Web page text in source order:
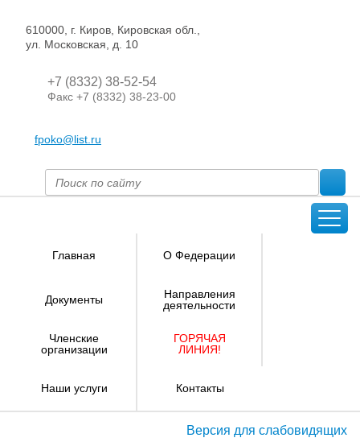
610000, г. Киров, Кировская обл.,
ул. Московская, д. 10
+7 (8332) 38-52-54
Факс +7 (8332) 38-23-00
fpoko@list.ru
Главная О Федерации
Документы
Направления
деятельности
Членские
организации
ГОРЯЧАЯ
ЛИНИЯ!
Наши услуги Контакты
Версия для слабовидящих